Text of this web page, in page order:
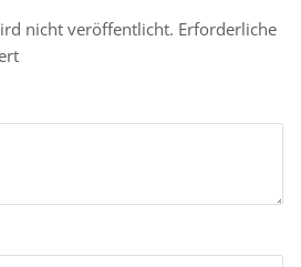
nicht veröffentlicht. Erforderliche